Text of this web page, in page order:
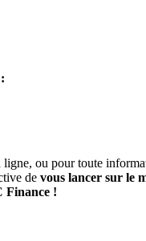
ou pour toute
de vous lancer sur le
Finance !